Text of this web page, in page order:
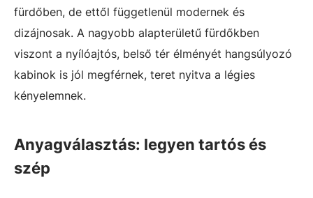
fürdőben, de ettől függetlenül modernek és
dizájnosak. A nagyobb alapterületű fürdőkben
viszont a nyílóajtós, belső tér élményét hangsúlyozó
kabinok is jól megférnek, teret nyitva a légies
kényelemnek.
Anyagválasztás: legyen tartós és
szép